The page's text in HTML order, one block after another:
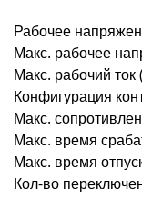
Рабочее
Макс. рабочее
Макс. рабочий
Конфигурация
Макс.
Макс. время
Макс. время
Кол-во